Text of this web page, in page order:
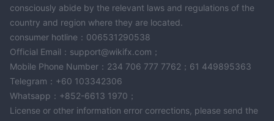
consciously abide by the relevant laws and regulations of the
country and region where they are located.
consumer hotline：006531290538
Official Email：support@wikifx.com；
Mobile Phone Number：234 706 777 7762；61 449895363
Telegram：+60 103342306
Whatsapp：+852-6613 1970；
License or other information error corrections, please send the